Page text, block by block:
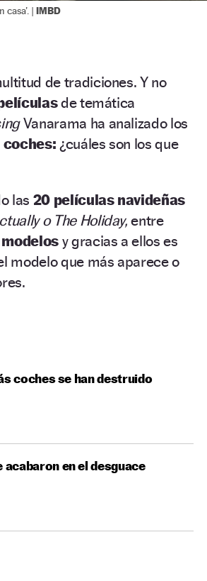
| IMBD
de tradiciones. Y no
de temática
Vanarama ha analizado los
coches: ¿cuáles son los que
las 20 películas navideñas
o The Holiday,entre
y gracias a ellos es
modelo que más aparece o
coches se han destruido
en el desguace